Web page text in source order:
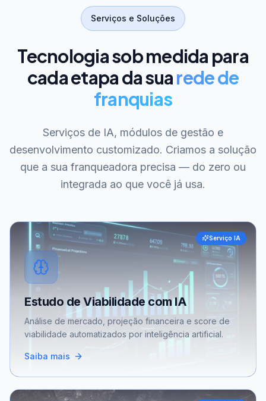
Serviços e Soluções
Tecnologia sob medida para
cada etapa da suarede de
franquias
Serviços de IA, módulos de gestão e
desenvolvimento customizado. Criamos a solução
que a sua franqueadora precisa — do zero ou
integrada ao que você já usa.
Serviço IA
Estudo de Viabilidade com IA
Análise de mercado, projeção financeira e score de
viabilidade automatizados por inteligência artificial.
Saiba mais